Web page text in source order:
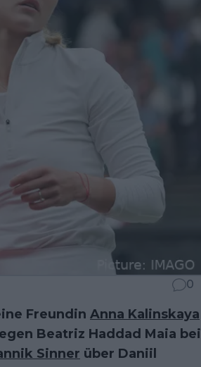
0
Freundin Anna Kalinskaya
Beatriz Haddad Maia bei
Sinner über Daniil